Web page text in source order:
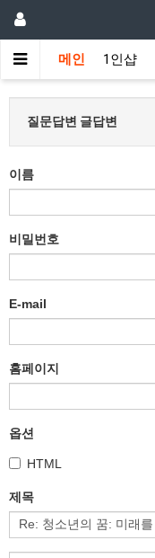
메인 1인샵
질문답변 글답변
이름
비밀번호
E-mail
홈페이지
옵션
HTML
제목